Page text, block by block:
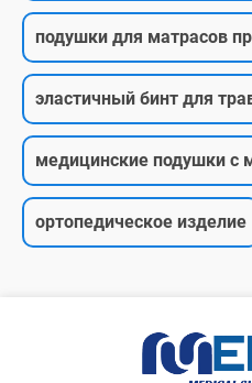
подушки для матрасов
эластичный бинт для
медицинские подушки с
ортопедическое изделие